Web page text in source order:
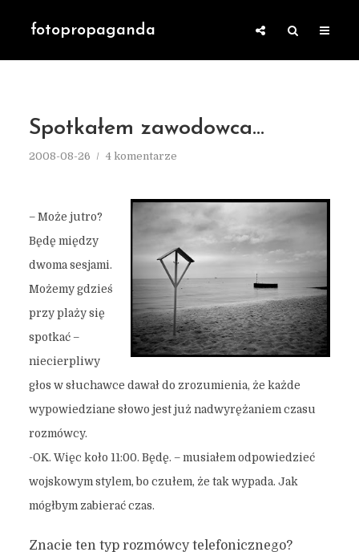
fotopropaganda
Spotkałem zawodowca…
2008-08-26 4 komentarze
– Może jutro?
Będę między
dwoma sesjami.
Możemy gdzieś
przy plaży się
spotkać –
niecierpliwy
głos w słuchawce dawał do zrozumienia, że każde
wypowiedziane słowo jest już nadwyrężaniem czasu
rozmówcy.
-OK. Więc koło 11:00. Będę. – musiałem odpowiedzieć
wojskowym stylem, bo czułem, że tak wypada. Jak
mógłbym zabierać czas.
Znacie ten typ rozmówcy telefonicznego?